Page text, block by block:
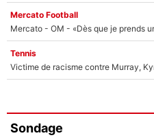
Mercato Football
Tennis
Sondage